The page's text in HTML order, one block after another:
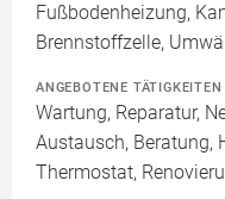
Fußbodenheizung,
Brennstoffzelle,
ANGEBOTENE TÄTIGKEITEN
Wartung, Reparatur,
Austausch, Beratung,
Thermostat,